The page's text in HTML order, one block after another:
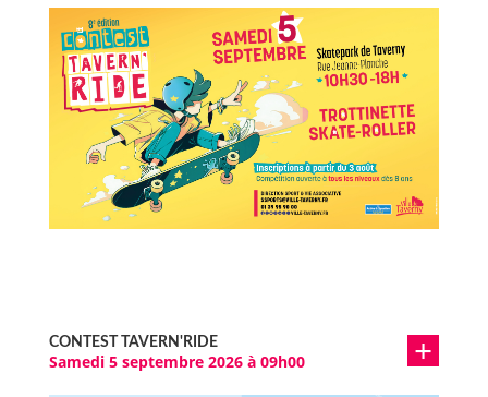
CONTEST TAVERN'RIDE
Samedi 5 septembre 2026 à 09h00